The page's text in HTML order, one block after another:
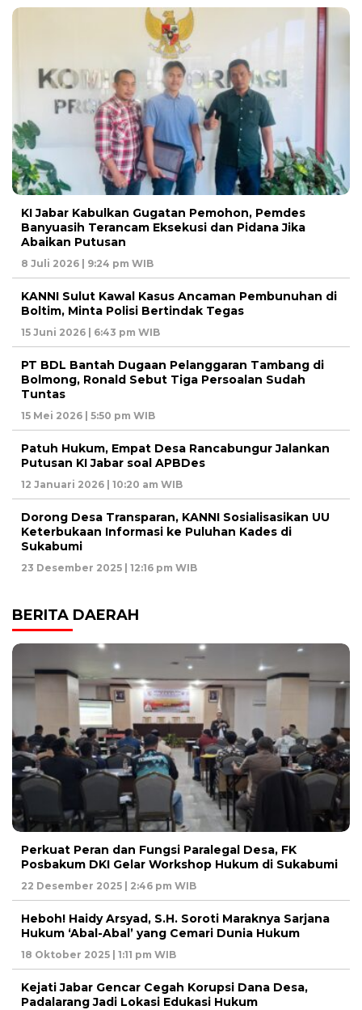
KI Jabar Kabulkan Gugatan Pemohon, Pemdes
Banyuasih Terancam Eksekusi dan Pidana Jika
Abaikan Putusan
8 Juli 2026 | 9:24 pm WIB
KANNI Sulut Kawal Kasus Ancaman Pembunuhan di
Boltim, Minta Polisi Bertindak Tegas
15 Juni 2026 | 6:43 pm WIB
PT BDL Bantah Dugaan Pelanggaran Tambang di
Bolmong, Ronald Sebut Tiga Persoalan Sudah
Tuntas
15 Mei 2026 | 5:50 pm WIB
Patuh Hukum, Empat Desa Rancabungur Jalankan
Putusan KI Jabar soal APBDes
12 Januari 2026 | 10:20 am WIB
Dorong Desa Transparan, KANNI Sosialisasikan UU
Keterbukaan Informasi ke Puluhan Kades di
Sukabumi
23 Desember 2025 | 12:16 pm WIB
BERITA DAERAH
Perkuat Peran dan Fungsi Paralegal Desa, FK
Posbakum DKI Gelar Workshop Hukum di Sukabumi
22 Desember 2025 | 2:46 pm WIB
Heboh! Haidy Arsyad, S.H. Soroti Maraknya Sarjana
Hukum ‘Abal-Abal’ yang Cemari Dunia Hukum
18 Oktober 2025 | 1:11 pm WIB
Kejati Jabar Gencar Cegah Korupsi Dana Desa,
Padalarang Jadi Lokasi Edukasi Hukum